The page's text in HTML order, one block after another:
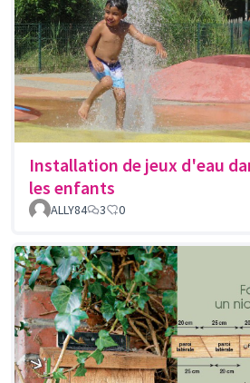
Installation de jeux d'eau
les enfants
ALLY84 3 0